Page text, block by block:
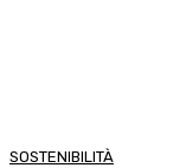
SOSTENIBILITÀ